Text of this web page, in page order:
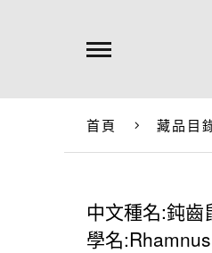
首頁 藏品目
中文種名:鈍齒
學名